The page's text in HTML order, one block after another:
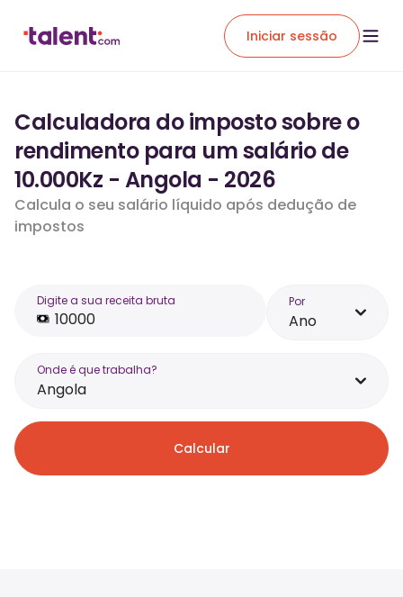
Iniciar sessão
Calculadora do imposto sobre o
rendimento para um salário de
10.000Kz - Angola - 2026
Calcula o seu salário líquido após dedução de
impostos
Digite a sua receita bruta Por
Ano
Onde é que trabalha?
Angola
Calcular